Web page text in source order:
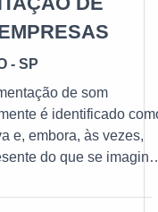
- SP
de som
é identificado
e, embora, às vezes,
do que se imagina
com excelência para